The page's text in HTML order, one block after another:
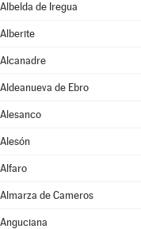
Albelda de Iregua
Alberite
Alcanadre
Aldeanueva de Ebro
Alesanco
Alesón
Alfaro
Almarza de Cameros
Anguciana